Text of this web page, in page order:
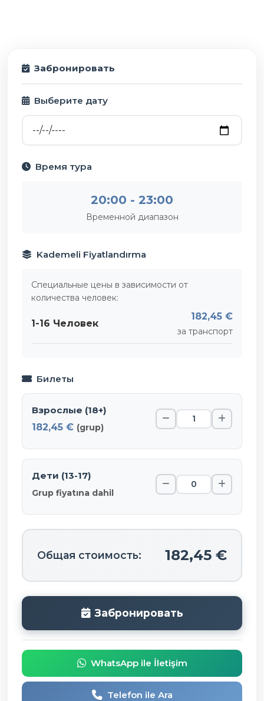
Забронировать
Выберите дату
Время тура
20:00 - 23:00
Временной диапазон
Kademeli Fiyatlandırma
Специальные цены в зависимости от
количества человек:
1-16 Человек
182,45 €
за транспорт
Билеты
Взрослые (18+)
182,45 € (grup)
Дети (13-17)
Grup fiyatına dahil
Общая стоимость: 182,45 €
Забронировать
WhatsApp ile İletişim
Telefon ile Ara